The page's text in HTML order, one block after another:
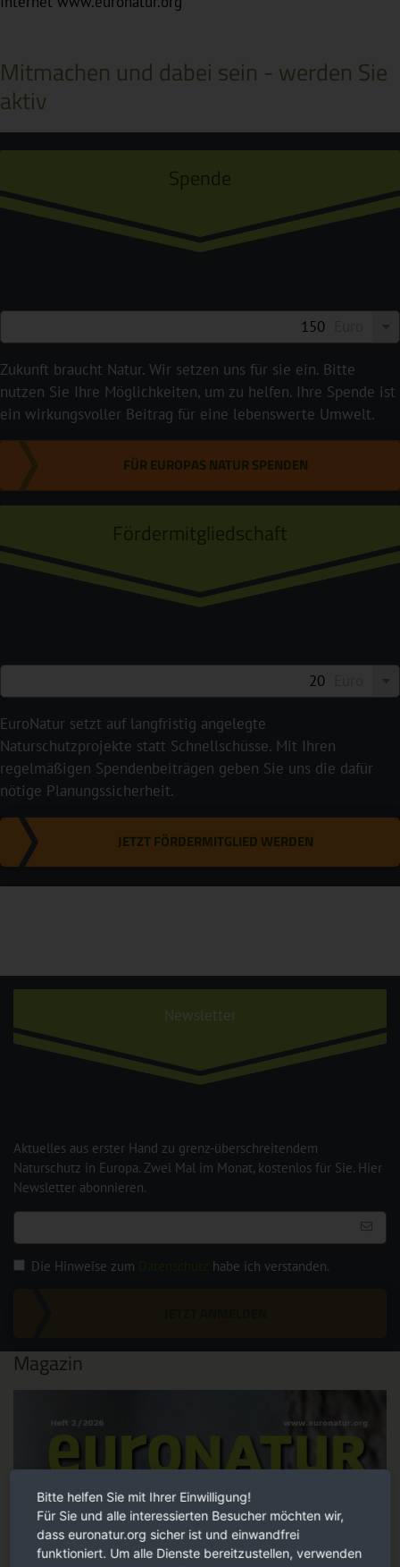
Mitmachen und dabei sein - werden Sie
aktiv
Spende
Zukunft braucht Natur. Wir setzen uns für sie ein. Bitte
nutzen Sie Ihre Möglichkeiten, um zu helfen. Ihre Spende ist
ein wirkungsvoller Beitrag für eine lebenswerte Umwelt.
FÜR EUROPAS NATUR SPENDEN
Fördermitgliedschaft
EuroNatur setzt auf langfristig angelegte
Naturschutzprojekte statt Schnellschüsse. Mit Ihren
regelmäßigen Spendenbeiträgen geben Sie uns die dafür
nötige Planungssicherheit.
JETZT FÖRDERMITGLIED WERDEN
Newsletter
Aktuelles aus erster Hand zu grenz-überschreitendem
Naturschutz in Europa. Zwei Mal im Monat, kostenlos für Sie. Hier
Newsletter abonnieren.
Die Hinweise zum habe ich verstanden.
Magazin
Bitte helfen Sie mit Ihrer Einwilligung!
Für Sie und alle interessierten Besucher möchten wir,
dass euronatur.org sicher ist und einwandfrei
funktioniert. Um alle Dienste bereitzustellen, verwenden